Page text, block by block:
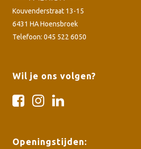
Kouvenderstraat 13-15
6431 HA Hoensbroek
Telefoon: 045 522 6050
Wil je ons volgen?
Openingstijden: